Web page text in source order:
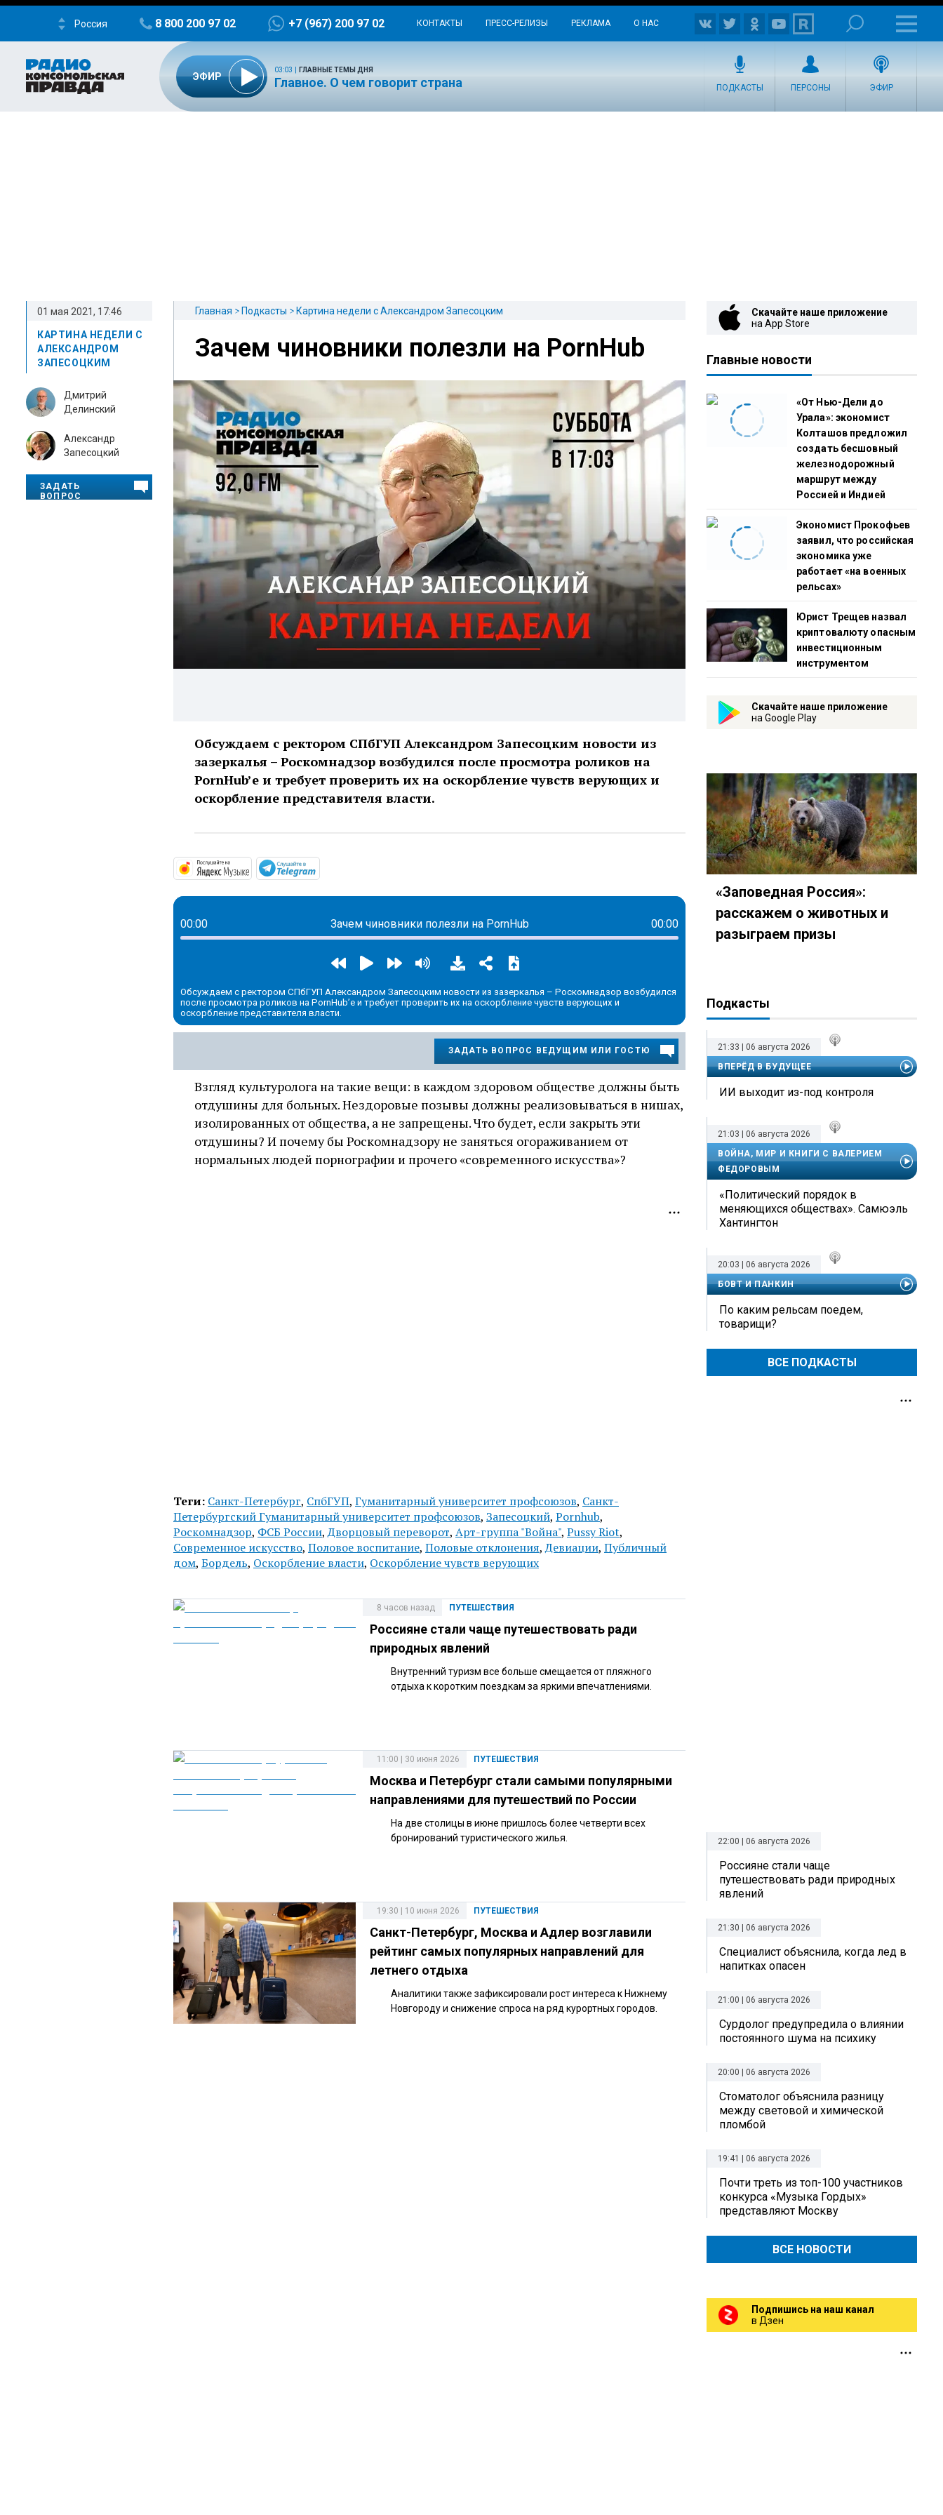
Россия 8 800 200 97 02 +7 (967) 200 97 02 КОНТАКТЫ ПРЕСС-РЕЛИЗЫ РЕКЛАМА О НАС
ЭФИР
03:03 ГЛАВНЫЕ ТЕМЫ ДНЯ
Главное. О чем говорит страна ПОДКАСТЫ ПЕРСОНЫ ЭФИР
Главная Подкасты Картина недели с Александром Запесоцким
Зачем чиновники полезли на PornHub
Обсуждаем с ректором СПбГУП Александром Запесоцким новости из
зазеркалья – Роскомнадзор возбудился после просмотра роликов на
PornHub’е и требует проверить их на оскорбление чувств верующих и
оскорбление представителя власти.
https://music.yandex.ru/album/14466797
00:00 Зачем чиновники полезли на PornHub 00:00
Обсуждаем с ректором СПбГУП Александром Запесоцким новости из зазеркалья – Роскомнадзор возбудился
после просмотра роликов на PornHub’е и требует проверить их на оскорбление чувств верующих и
оскорбление представителя власти.
ЗАДАТЬ ВОПРОС ВЕДУЩИМ ИЛИ ГОСТЮ
Взгляд культуролога на такие вещи: в каждом здоровом обществе должны быть
отдушины для больных. Нездоровые позывы должны реализовываться в нишах,
изолированных от общества, а не запрещены. Что будет, если закрыть эти
отдушины? И почему бы Роскомнадзору не заняться огораживанием от
нормальных людей порнографии и прочего «современного искусства»?
01 мая 2021, 17:46
КАРТИНА НЕДЕЛИ С
АЛЕКСАНДРОМ
ЗАПЕСОЦКИМ
Дмитрий
Делинский
Александр
Запесоцкий
ЗАДАТЬ
ВОПРОС
Теги: Санкт-Петербург, СпбГУП, Гуманитарный университет профсоюзов, Санкт-
Петербургский Гуманитарный университет профсоюзов, Запесоцкий, Pornhub,
Роскомнадзор, ФСБ России,Дворцовый переворот, Арт-группа "Война", Pussy Riot,
Современное искусство, Половое воспитание, Половые отклонения,Девиации, Публичный
дом, Бордель, Оскорбление власти, Оскорбление чувств верующих
ПУТЕШЕСТВИЯ
8 часов назад
Россияне стали чаще путешествовать ради
природных явлений
Внутренний туризм все больше смещается от пляжного
отдыха к коротким поездкам за яркими впечатлениями.
ПУТЕШЕСТВИЯ
11:00 | 30 июня 2026
Москва и Петербург стали самыми популярными
направлениями для путешествий по России
На две столицы в июне пришлось более четверти всех
бронирований туристического жилья.
ПУТЕШЕСТВИЯ
19:30 | 10 июня 2026
Санкт-Петербург, Москва и Адлер возглавили
рейтинг самых популярных направлений для
летнего отдыха
Аналитики также зафиксировали рост интереса к Нижнему
Новгороду и снижение спроса на ряд курортных городов.
Скачайте наше приложение
на App Store
Главные новости
«От Нью-Дели до
Урала»: экономист
Колташов предложил
создать бесшовный
железнодорожный
маршрут между
Россией и Индией
Экономист Прокофьев
заявил, что российская
экономика уже
работает «на военных
рельсах»
Юрист Трещев назвал
криптовалюту опасным
инвестиционным
инструментом
Скачайте наше приложение
на Google Play
«Заповедная Россия»:
расскажем о животных и
разыграем призы
Подкасты
21:33 | 06 августа 2026
ВПЕРЁД В БУДУЩЕЕ
ИИ выходит из-под контроля
21:03 | 06 августа 2026
ВОЙНА, МИР И КНИГИ С ВАЛЕРИЕМ
ФЕДОРОВЫМ
«Политический порядок в
меняющихся обществах». Самюэль
Хантингтон
20:03 | 06 августа 2026
БОВТ И ПАНКИН
По каким рельсам поедем,
товарищи?
ВСЕ ПОДКАСТЫ
22:00 | 06 августа 2026
Россияне стали чаще
путешествовать ради природных
явлений
21:30 | 06 августа 2026
Специалист объяснила, когда лед в
напитках опасен
21:00 | 06 августа 2026
Сурдолог предупредила о влиянии
постоянного шума на психику
20:00 | 06 августа 2026
Стоматолог объяснила разницу
между световой и химической
пломбой
19:41 | 06 августа 2026
Почти треть из топ-100 участников
конкурса «Музыка Гордых»
представляют Москву
ВСЕ НОВОСТИ
Подпишись на наш канал
в Дзен